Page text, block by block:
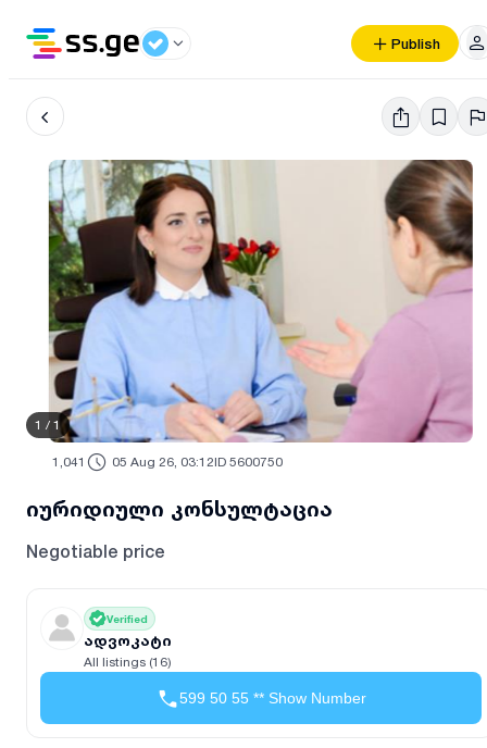
Publish
1 / 1
1,041 05 Aug 26, 03:12ID 5600750
იურიდიული კონსულტაცია
Negotiable price
Verified
ადვოკატი
All listings (16)
599 50 55 ** Show Number